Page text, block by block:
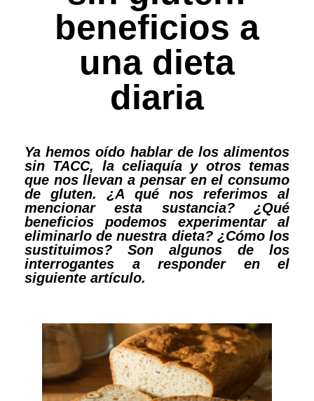
beneficios a
una dieta
diaria
Ya hemos oído hablar de los alimentos
sin TACC, la celiaquía y otros temas
que nos llevan a pensar en el consumo
de gluten. ¿A qué nos referimos al
mencionar esta sustancia? ¿Qué
beneficios podemos experimentar al
eliminarlo de nuestra dieta? ¿Cómo los
sustituimos? Son algunos de los
interrogantes a responder en el
siguiente artículo.